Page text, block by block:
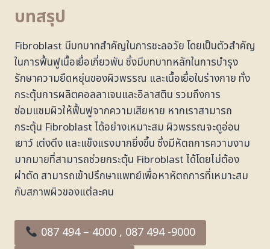
บทสรุป
Fibroblast มีบทบาทสำคัญในการชะลอวัย โดยเป็นตัวสำคัญ
ในการฟื้นฟูเนื้อเยื่อเกี่ยวพัน ซึ่งมีบทบาทหลักในการบำรุง
รักษาความยืดหยุ่นของผิวพรรณ และเนื้อเยื่อในร่างกาย ทั้ง
กระตุ้นการผลิตคอลลาเจนและอิลาสติน รวมถึงการ
ซ่อมแซมผิวให้ฟื้นฟูจากความเสียหาย หากเราสามารถ
กระตุ้น Fibroblast ได้อย่างเหมาะสม ผิวพรรณจะดูอ่อน
เยาว์ เต่งตึง และแข็งแรงมากยิ่งขึ้น ซึ่งมีหัตถการความงาม
มากมายที่สามารถช่วยกระตุ้น Fibroblast ได้โดยไม่ต้อง
ผ่าตัด สามารถเข้าปรึกษาแพทย์เพื่อหาหัตถการที่เหมาะสม
กับสภาพผิวของแต่ละคน
087 494 – 4000 , 087 494 -9000